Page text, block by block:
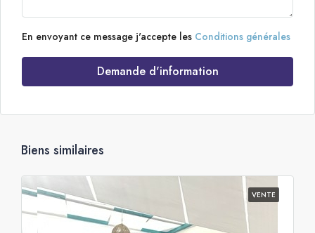
En envoyant ce message j'accepte les Conditions générales
Demande d'information
Biens similaires
VENTE